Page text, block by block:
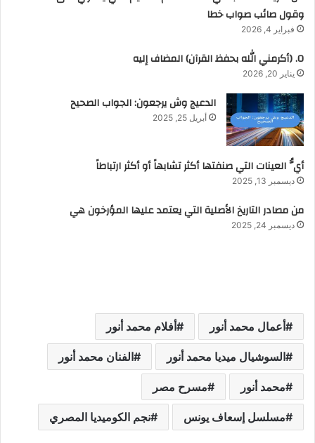
وقول صائب صواب خطا
فبراير 4, 2026
0. (أكرمني الله بحفظ القرآن) المضاف إليه
يناير 20, 2026
الدعيج وش يرجعون: الجواب الصحيح
أبريل 25, 2025
أيُّ العينات التي صنفتها أكثر تشابهاً أو أكثر ارتباطاً
ديسمبر 13, 2025
من مصادر التاريخ الأصلية التي يعتمد عليها المؤرخون هي
ديسمبر 24, 2025
أعمال محمد أنور أفلام محمد أنور
السوشيال ميديا محمد أنور الفنان محمد أنور
محمد أنور مسرح مصر
مسلسل إسعاف يونس نجم الكوميديا المصري